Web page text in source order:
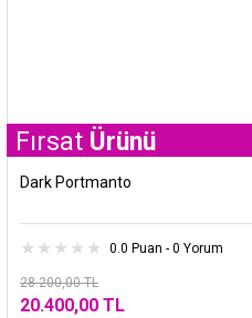
Ürünü
Dark Portmanto
0.0 Puan - 0 Yorum
28.200,00 TL
20.400,00 TL